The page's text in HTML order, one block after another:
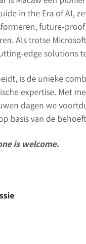
in the Era of AI,
future-
Als trotse
edge solutions
is de unieke
expertise. Met
dagen we
basis van de
is welcome.